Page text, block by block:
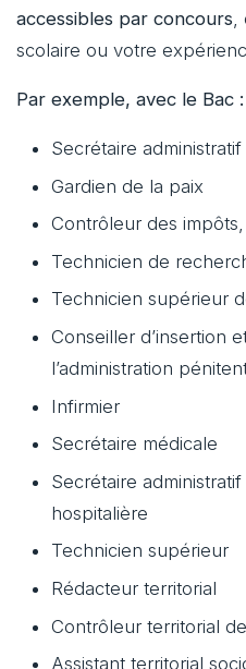
accessibles par concours,
scolaire ou votre
Par exemple, avec le Bac :
Secrétaire administratif
Gardien de la paix
Contrôleur des
Technicien de
Technicien supérieur
Conseiller d’insertion
l’administration
Infirmier
Secrétaire médicale
Secrétaire administratif
hospitalière
Technicien supérieur
Rédacteur territorial
Contrôleur territorial
Assistant territorial